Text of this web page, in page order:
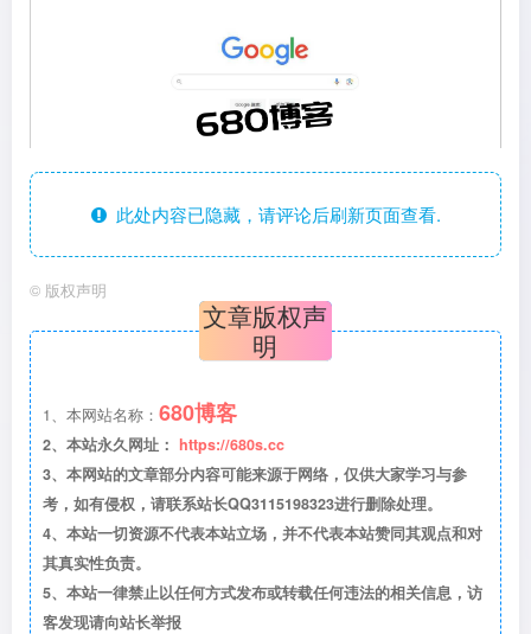
此处内容已隐藏，请评论后刷新页面查看.
© 版权声明
文章版权声
明
1、本网站名称： 680博客
2、本站永久网址： https://680s.cc
3、本网站的文章部分内容可能来源于网络，仅供大家学习与参
考，如有侵权，请联系站长QQ3115198323进行删除处理。
4、本站一切资源不代表本站立场，并不代表本站赞同其观点和对
其真实性负责。
5、本站一律禁止以任何方式发布或转载任何违法的相关信息，访
客发现请向站长举报